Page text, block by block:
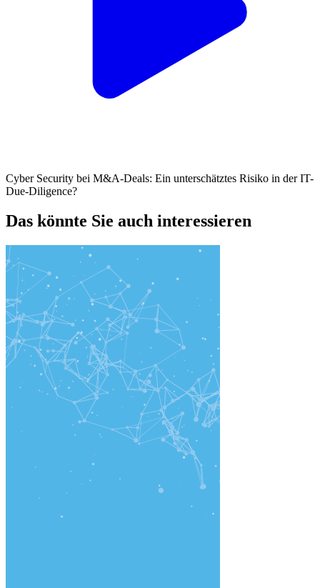
Cyber Security bei M&A-Deals: Ein unterschätztes Risiko in der IT-
Due-Diligence?
Das könnte Sie auch interessieren